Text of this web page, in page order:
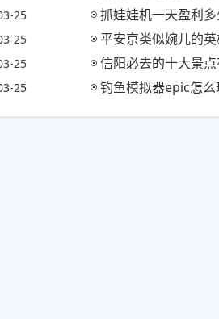
25 抓娃娃机一天盈利多少
25 平安京类似婉儿的英雄
25 信阳必去的十大景点有哪些
25 钓鱼模拟器epic怎